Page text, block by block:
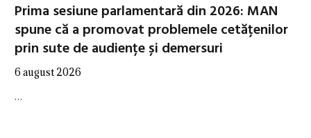
Prima sesiune parlamentară din 2026: MAN
spune că a promovat problemele cetățenilor
prin sute de audiențe și demersuri
6 august 2026
…